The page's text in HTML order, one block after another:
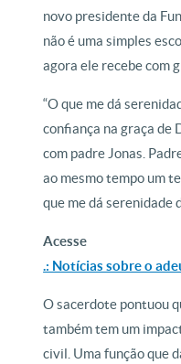
novo presidente da
não é uma simples
agora ele recebe com
“O que me dá
confiança na graça de
com padre Jonas.
ao mesmo tempo um
que me dá serenidade
Acesse
.: Notícias sobre o
O sacerdote pontuou
também tem um
civil. Uma função que